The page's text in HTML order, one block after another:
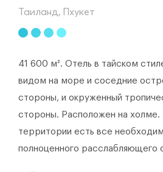
Таиланд, Пхукет
41 600 м². Отель в тайском
видом на море и соседние
стороны, и окруженный
стороны. Расположен на
территории есть все
полноценного расслабляющего